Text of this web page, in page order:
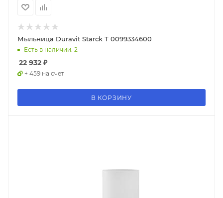
Мыльница Duravit Starck T 0099334600
Есть в наличии: 2
22 932 ₽
+ 459 на счет
В КОРЗИНУ